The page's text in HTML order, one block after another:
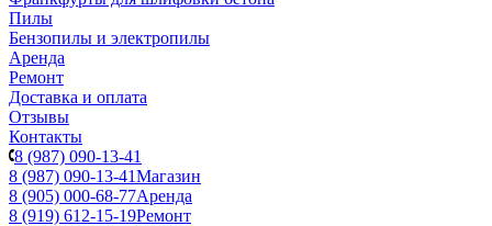
Пилы
Бензопилы и электропилы
Аренда
Ремонт
Доставка и оплата
Отзывы
Контакты
8 (987) 090-13-41
8 (987) 090-13-41Магазин
8 (905) 000-68-77Аренда
8 (919) 612-15-19Ремонт